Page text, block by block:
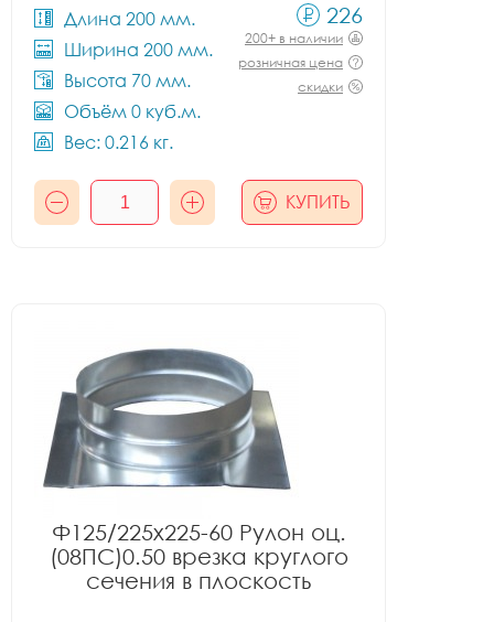
Длина 200 мм.
Ширина 200 мм.
Высота 70 мм.
Объём 0 куб.м.
Вес: 0.216 кг.
226
200+ в наличии
розничная цена
скидки
КУПИТЬ
Ф125/225x225-60 Рулон оц.
(08ПС)0.50 врезка круглого
сечения в плоскость